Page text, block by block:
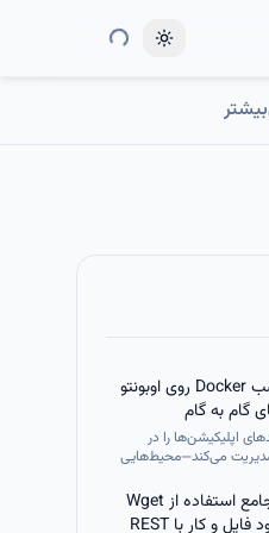
Toggle theme
بیشتر
نحوه نصب Docker روی اوبونتو
گام به گام
اپلیکیشن‌ها را در
مدیریت می‌کند—محیط‌هایی
لحاظ کارایی و حمل‌پذیری
عمل می‌کنند. برایآموزش جامع استفاده از Wget
برای دانلود فایل و کار با REST